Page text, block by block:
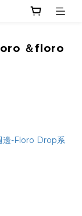
＆floro